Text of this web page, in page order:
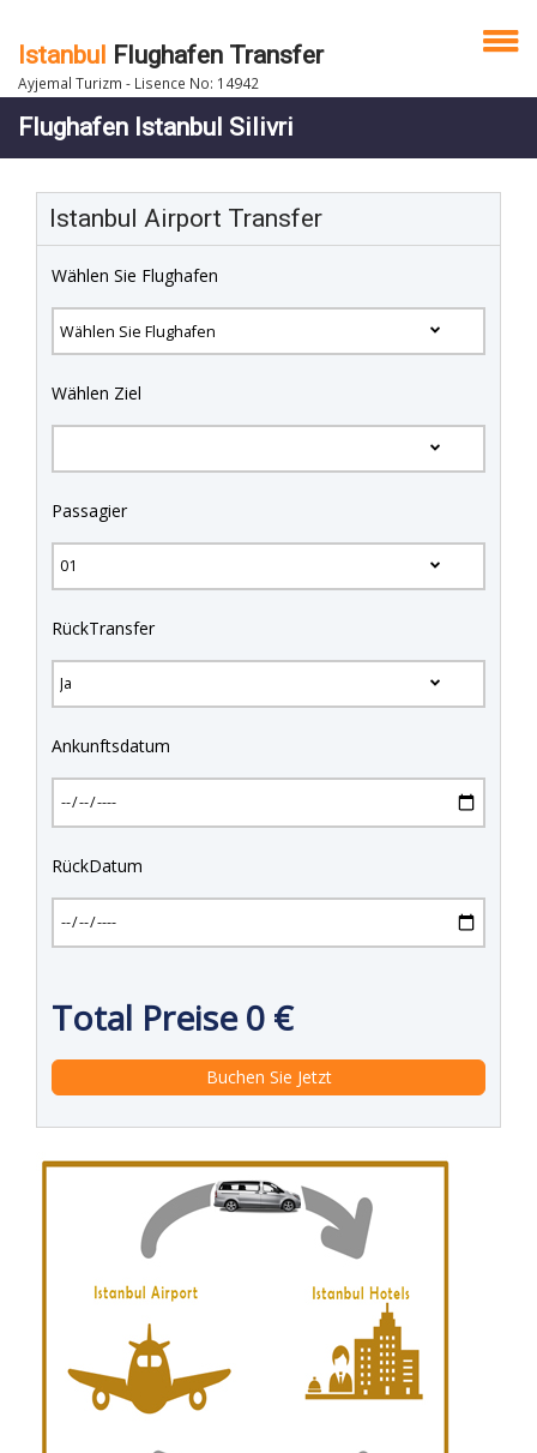
Istanbul Flughafen Transfer
Ayjemal Turizm - Lisence No: 14942
Flughafen Istanbul Silivri
Istanbul Airport Transfer
Wählen Sie Flughafen
Wählen Ziel
Passagier
RückTransfer
Ankunftsdatum
RückDatum
Total Preise0 €